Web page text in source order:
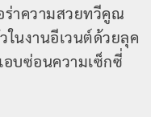
ร่าความสวยทวีคูณ
ในงานอีเวนต์ด้วยลุค
บซ่อนความเซ็กซี่